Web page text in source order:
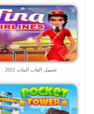
تحميل العاب البنات 2022